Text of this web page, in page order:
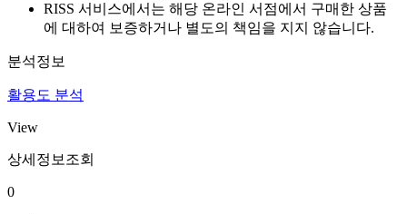
RISS 서비스에서는 해당 온라인 서점에서 구매한 상품
에 대하여 보증하거나 별도의 책임을 지지 않습니다.
분석정보
활용도 분석
View
상세정보조회
0